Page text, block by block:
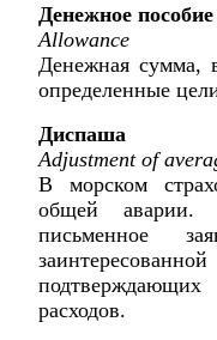
Денежное пособие
Allowance
Денежная сумма,
определенные
Диспаша
Adjustment of
В морском
общей аварии.
письменное
расходов.